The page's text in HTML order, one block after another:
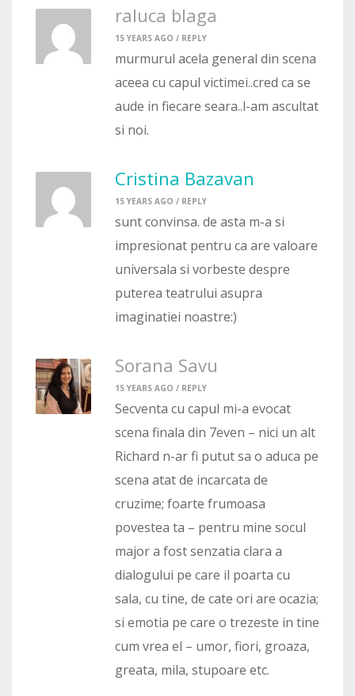
raluca blaga
15 YEARS AGO / REPLY
murmurul acela general din scena
aceea cu capul victimei..cred ca se
aude in fiecare seara..l-am ascultat
si noi.
Cristina Bazavan
15 YEARS AGO / REPLY
sunt convinsa. de asta m-a si
impresionat pentru ca are valoare
universala si vorbeste despre
puterea teatrului asupra
imaginatiei noastre:)
Sorana Savu
15 YEARS AGO / REPLY
Secventa cu capul mi-a evocat
scena finala din 7even – nici un alt
Richard n-ar fi putut sa o aduca pe
scena atat de incarcata de
cruzime; foarte frumoasa
povestea ta – pentru mine socul
major a fost senzatia clara a
dialogului pe care il poarta cu
sala, cu tine, de cate ori are ocazia;
si emotia pe care o trezeste in tine
cum vrea el – umor, fiori, groaza,
greata, mila, stupoare etc.